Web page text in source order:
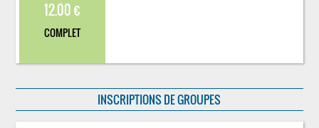
12.00 €
COMPLET
INSCRIPTIONS DE GROUPES